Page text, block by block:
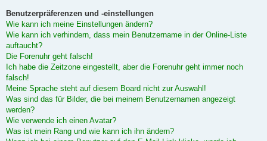
Benutzerpräferenzen und -einstellungen
Wie kann ich meine Einstellungen ändern?
Wie kann ich verhindern, dass mein Benutzername in der Online-Liste
auftaucht?
Die Forenuhr geht falsch!
Ich habe die Zeitzone eingestellt, aber die Forenuhr geht immer noch
falsch!
Meine Sprache steht auf diesem Board nicht zur Auswahl!
Was sind das für Bilder, die bei meinem Benutzernamen angezeigt
werden?
Wie verwende ich einen Avatar?
Was ist mein Rang und wie kann ich ihn ändern?